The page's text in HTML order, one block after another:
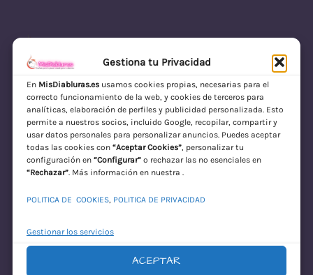
Gestiona tu Privacidad
En MisDiabluras.esusamos cookies propias, necesarias para el
correcto funcionamiento de la web, y cookies de terceros para
analíticas, elaboración de perfiles y publicidad personalizada. Esto
permite a nuestros socios, incluido Google, recopilar, compartir y
usar datos personales para personalizar anuncios. Puedes aceptar
todas las cookies con “Aceptar Cookies”, personalizar tu
configuración en “Configurar”o rechazar las no esenciales en
“Rechazar”. Más información en nuestra .
POLITICA DE COOKIES, POLITICA DE PRIVACIDAD
Gestionar los servicios
ACEPTAR
MisDiabluras | Sexshop Online con Envío
Discreto en España
Acceder